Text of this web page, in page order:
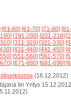
[51-60] [61-70] [71-80]
[191-200] [201-210]
[311-320] [321-330]
[431-440] [441-450]
[551-560] [561-570]
[671-680] [681-690]
(16.12.2012)
Iin Yritys 15.12.2012